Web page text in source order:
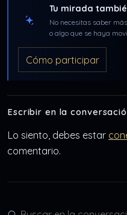
Tu mirada
No necesitas saber
o algo que se haya
Cómo participar
Escribir en la
Lo siento, debes estar
comentario.